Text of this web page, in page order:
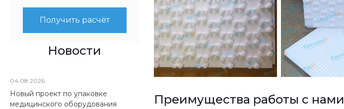
Получить расчёт
Новости
04.08.2026
Новый проект по упаковке
медицинского оборудования
Преимущества работы с нами